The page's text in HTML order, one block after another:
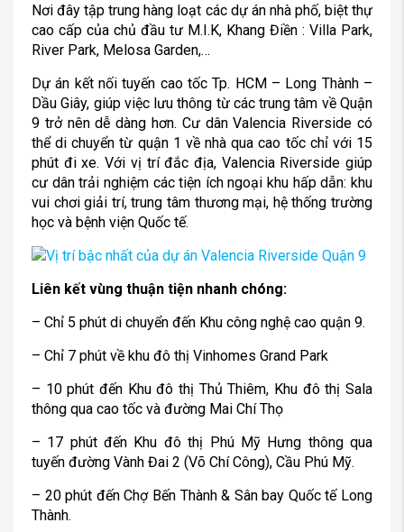
Nơi đây tập trung hàng loạt các dự án nhà phố, biệt thự
cao cấp của chủ đầu tư M.I.K, Khang Điền : Villa Park,
River Park, Melosa Garden,…
Dự án kết nối tuyến cao tốc Tp. HCM – Long Thành –
Dầu Giây, giúp việc lưu thông từ các trung tâm về Quận
9 trở nên dễ dàng hơn. Cư dân Valencia Riverside có
thể di chuyển từ quận 1 về nhà qua cao tốc chỉ với 15
phút đi xe. Với vị trí đắc địa, Valencia Riverside giúp
cư dân trải nghiệm các tiện ích ngoại khu hấp dẫn: khu
vui chơi giải trí, trung tâm thương mại, hệ thống trường
học và bệnh viện Quốc tế.
Liên kết vùng thuận tiện nhanh chóng:
– Chỉ 5 phút di chuyển đến Khu công nghệ cao quận 9.
– Chỉ 7 phút về khu đô thị Vinhomes Grand Park
– 10 phút đến Khu đô thị Thủ Thiêm, Khu đô thị Sala
thông qua cao tốc và đường Mai Chí Thọ
– 17 phút đến Khu đô thị Phú Mỹ Hưng thông qua
tuyến đường Vành Đai 2 (Võ Chí Công), Cầu Phú Mỹ.
– 20 phút đến Chợ Bến Thành & Sân bay Quốc tế Long
Thành.